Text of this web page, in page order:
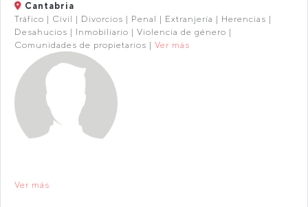
Cantabria
Tráfico | Civil | Divorcios | Penal | Extranjería | Herencias |
Desahucios | Inmobiliario | Violencia de género |
Comunidades de propietarios | Ver más
Ver más